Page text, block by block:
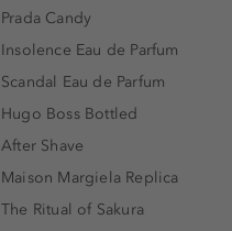
Prada Candy
Insolence Eau de Parfum
Scandal Eau de Parfum
Hugo Boss Bottled
After Shave
Maison Margiela Replica
The Ritual of Sakura